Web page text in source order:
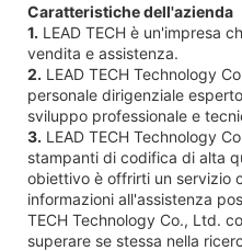
Caratteristiche dell'azienda
1. LEAD TECH è un'impresa
vendita e assistenza.
2. LEAD TECH Technology
personale dirigenziale
sviluppo professionale e
3. LEAD TECH Technology
stampanti di codifica di alta
obiettivo è offrirti un servizio
informazioni all'assistenza
TECH Technology Co., Ltd.
superare se stessa nella